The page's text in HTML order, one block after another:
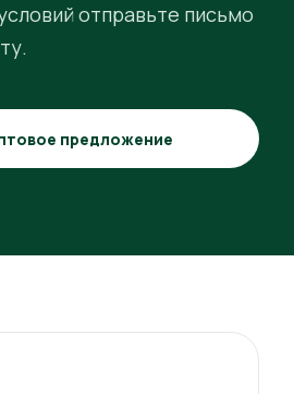
отправьте письмо
предложение